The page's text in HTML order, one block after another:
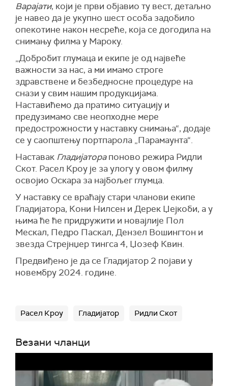
Варајати, који је први објавио ту вест, детаљно
је навео да је укупно шест особа задобило
опекотине након несреће, која се догодила на
снимању филма у Мароку.
„Добробит глумаца и екипе је од највеће
важности за нас, а ми имамо строге
здравствене и безбедносне процедуре на
снази у свим нашим продукцијама.
Наставићемо да пратимо ситуацију и
предузимамо све неопходне мере
предострожности у наставку снимања“, додаје
се у саопштењу портпарола „Парамаунта“.
Наставак Гладијаторапоново режира Ридли
Скот. Расел Кроу је за улогу у овом филму
освојио Оскара за најбољег глумца.
У наставку се враћају стари чланови екипе
Гладијатора, Кони Нилсен и Дерек Џејкоби, а у
њима ће ће придружити и новајлије Пол
Мескал, Педро Паскал, Дензел Вошингтон и
звезда Стрејнџер тингса 4, Џозеф Квин.
Предвиђено је да се Гладијатор 2 појави у
новембру 2024. године.
Расел Кроу Гладијатор Ридли Скот
Везани чланци